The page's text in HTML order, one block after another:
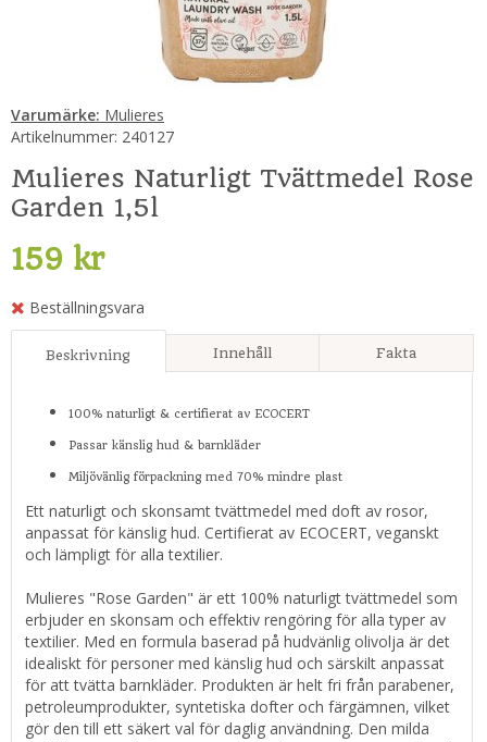
Varumärke: Mulieres
Artikelnummer: 240127
Mulieres Naturligt Tvättmedel Rose
Garden 1,5l
159 kr
Beställningsvara
Beskrivning Innehåll Fakta
100% naturligt & certifierat av ECOCERT
Passar känslig hud & barnkläder
Miljövänlig förpackning med 70% mindre plast
Ett naturligt och skonsamt tvättmedel med doft av rosor,
anpassat för känslig hud. Certifierat av ECOCERT, veganskt
och lämpligt för alla textilier.
Mulieres "Rose Garden" är ett 100% naturligt tvättmedel som
erbjuder en skonsam och effektiv rengöring för alla typer av
textilier. Med en formula baserad på hudvänlig olivolja är det
idealiskt för personer med känslig hud och särskilt anpassat
för att tvätta barnkläder. Produkten är helt fri från parabener,
petroleumprodukter, syntetiska dofter och färgämnen, vilket
gör den till ett säkert val för daglig användning. Den milda